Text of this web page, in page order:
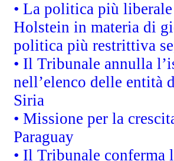
• La politica più
Holstein in materia di
politica più restrittiva
• Il Tribunale annulla
nell’elenco delle entità
Siria
• Missione per la
Paraguay
• Il Tribunale